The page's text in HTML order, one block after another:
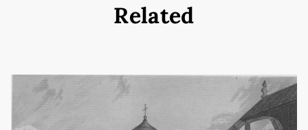
Related